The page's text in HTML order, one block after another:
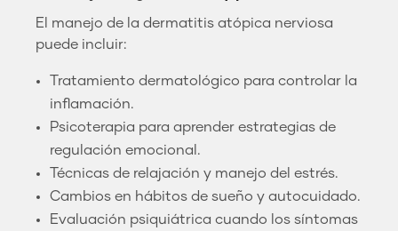
El manejo de la dermatitis atópica nerviosa
puede incluir:
Tratamiento dermatológico para controlar la
inflamación.
Psicoterapia para aprender estrategias de
regulación emocional.
Técnicas de relajación y manejo del estrés.
Cambios en hábitos de sueño y autocuidado.
Evaluación psiquiátrica cuando los síntomas